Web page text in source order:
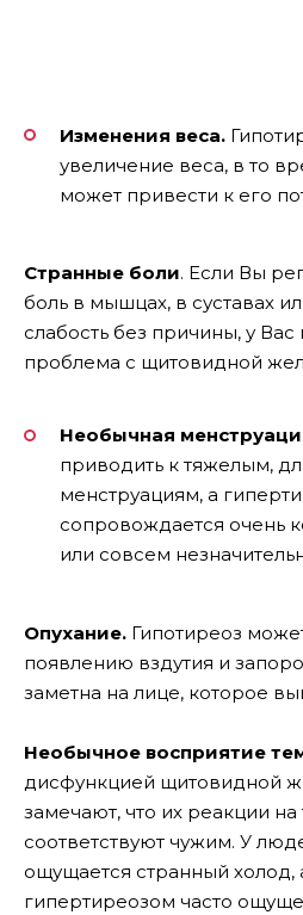
Изменения веса.
увеличение веса, в то
может привести к его
Странные боли. Если Вы
боль в мышцах, в суставах
слабость без причины, у
проблема с щитовидной
Необычная
приводить к тяжелым,
менструациям, а
сопровождается очень
или совсем
Опухание. Гипотиреоз
появлению вздутия и
заметна на лице, которое
Необычное восприятие
дисфункцией щитовидной
замечают, что их реакции
соответствуют чужим. У
ощущается странный холод,
гипертиреозом часто